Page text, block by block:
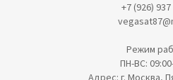
+7 (926)
Режим
ПН-ВС:
Адрес: г. Москва,